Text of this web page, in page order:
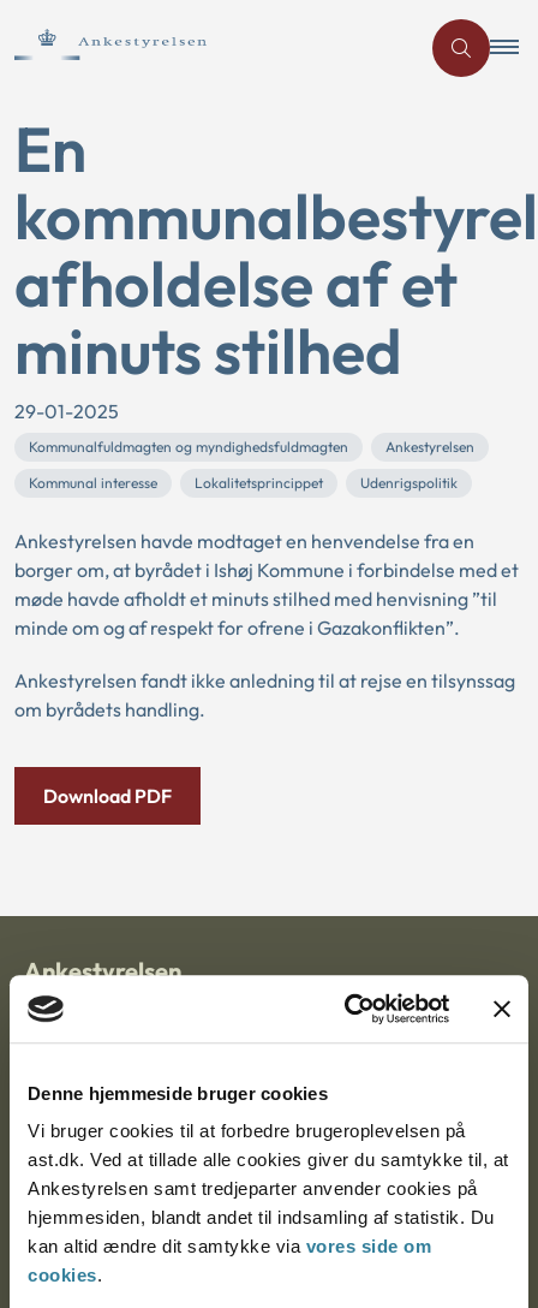
Denne hjemmeside bruger cookies
Vi bruger cookies til at forbedre brugeroplevelsen på
ast.dk. Ved at tillade alle cookies giver du samtykke til, at
Ankestyrelsen samt tredjeparter anvender cookies på
hjemmesiden, blandt andet til indsamling af statistik. Du
kan altid ændre dit samtykke via vores side om
cookies.
En
afholdelse af et
minuts stilhed
29-01-2025
Kommunalfuldmagten og myndighedsfuldmagten
Ankestyrelsen
Kommunal interesse
Lokalitetsprincippet Udenrigspolitik
Ankestyrelsen havde modtaget en henvendelse fra en
borger om, at byrådet i Ishøj Kommune i forbindelse med et
møde havde afholdt et minuts stilhed med henvisning ”til
minde om og af respekt for ofrene i Gazakonflikten”.
Ankestyrelsen fandt ikke anledning til at rejse en tilsynssag
om byrådets handling.
Download PDF
Ankestyrelsen
Postadresse:
9000 Aalborg
Ankestyrelsen Aalborg
Ankestyrelsen København